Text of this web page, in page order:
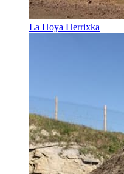
La Hoya Herrixka